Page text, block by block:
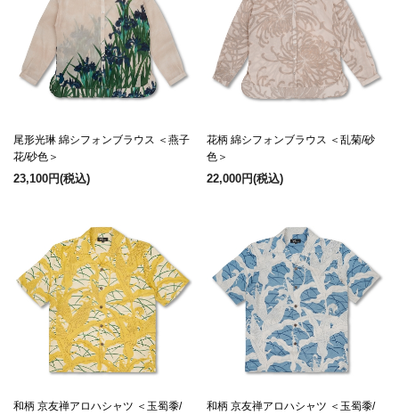
尾形光琳 綿シフォンブラウス ＜燕子
花/砂色＞
23,100円(税込)
花柄 綿シフォンブラウス ＜乱菊/砂
色＞
22,000円(税込)
和柄 京友禅アロハシャツ ＜玉蜀黍/
和柄 京友禅アロハシャツ ＜玉蜀黍/